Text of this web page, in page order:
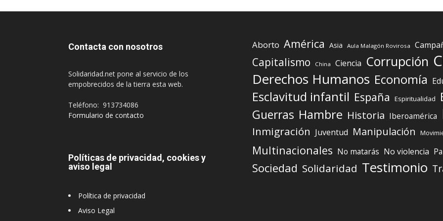
Contacta con nosotros
Solidaridad.net pone al servicio de los
empobrecidos de la tierra esta web.
Teléfono: 913734086
Formulario de contacto
Políticas de privacidad, cookies y
aviso legal
Política de privacidad
Aviso Legal
Aborto América Asia Aula Malagón Rovirosa
Capitalismo China Ciencia Corrupción
Derechos Humanos Economía
Esclavitud infantil España Espiritualidad
Guerras Hambre Historia Iberoamérica
Inmigración Juventud Manipulación
Multinacionales No matarás No violencia
Sociedad Solidaridad Testimonio